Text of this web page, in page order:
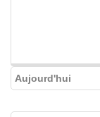
Aujourd'hui